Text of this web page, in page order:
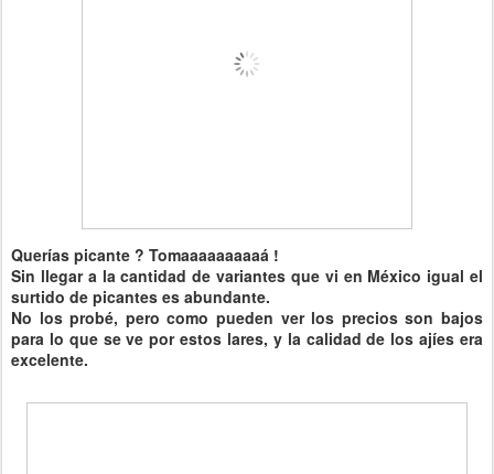
Querías picante ? Tomaaaaaaaaaá !
Sin llegar a la cantidad de variantes que vi en México igual el
surtido de picantes es abundante.
No los probé, pero como pueden ver los precios son bajos
para lo que se ve por estos lares, y la calidad de los ajíes era
excelente.